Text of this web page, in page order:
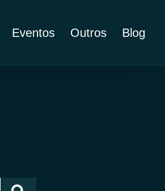
Eventos Outros Blog